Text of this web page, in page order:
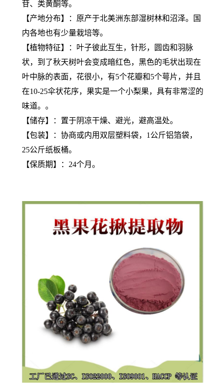
苷、类黄酮等。
【产地分布】：原产于北美洲东部湿树林和沼泽。国
内各地也有少量栽培等。
【植物特征】：叶子彼此互生，针形，圆齿和羽脉
状，到了秋天树叶会变成暗红色，黑色的毛状出现在
叶中脉的表面，花很小，有5个花瓣和5个萼片，并且
在10-25伞状花序，果实是一个小梨果，具有非常涩的
味道。。
【储存】：置于阴凉干燥、避光，避高温处。
【包装】：协商或内用双层塑料袋，1公斤铝箔袋，
25公斤纸板桶。
【保质期】：24个月。